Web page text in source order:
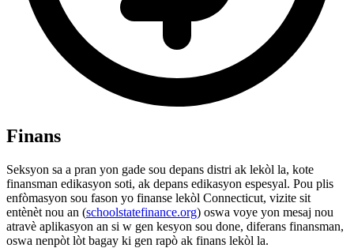
Finans
Seksyon sa a pran yon gade sou depans distri ak lekòl la, kote
finansman edikasyon soti, ak depans edikasyon espesyal. Pou plis
enfòmasyon sou fason yo finanse lekòl Connecticut, vizite sit
entènèt nou an (schoolstatefinance.org) oswa voye yon mesaj nou
atravè aplikasyon an si w gen kesyon sou done, diferans finansman,
oswa nenpòt lòt bagay ki gen rapò ak finans lekòl la.